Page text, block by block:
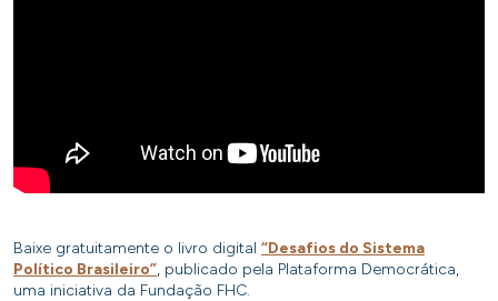
Baixe gratuitamente o livro digital “Desafios do Sistema
Político Brasileiro”, publicado pela Plataforma Democrática,
uma iniciativa da Fundação FHC.